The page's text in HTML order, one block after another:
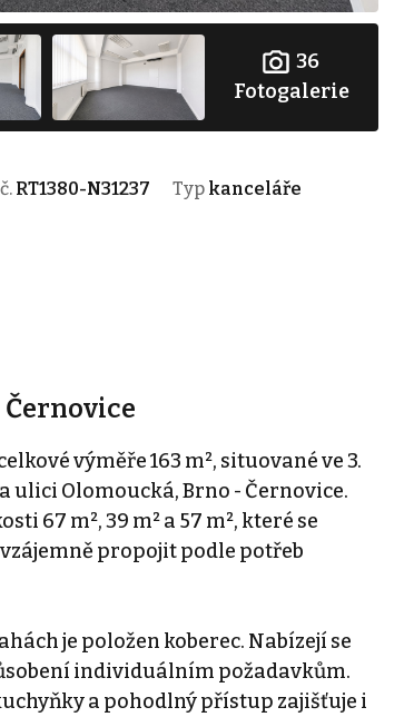
36
Fotogalerie
RT1380-N31237 Typ kanceláře
Černovice
výměře 163 m², situované ve 3.
Olomoucká, Brno - Černovice.
67 m², 39 m² a 57 m², které se
vzájemně propojit podle potřeb
je položen koberec. Nabízejí se
individuálním požadavkům.
a pohodlný přístup zajišťuje i